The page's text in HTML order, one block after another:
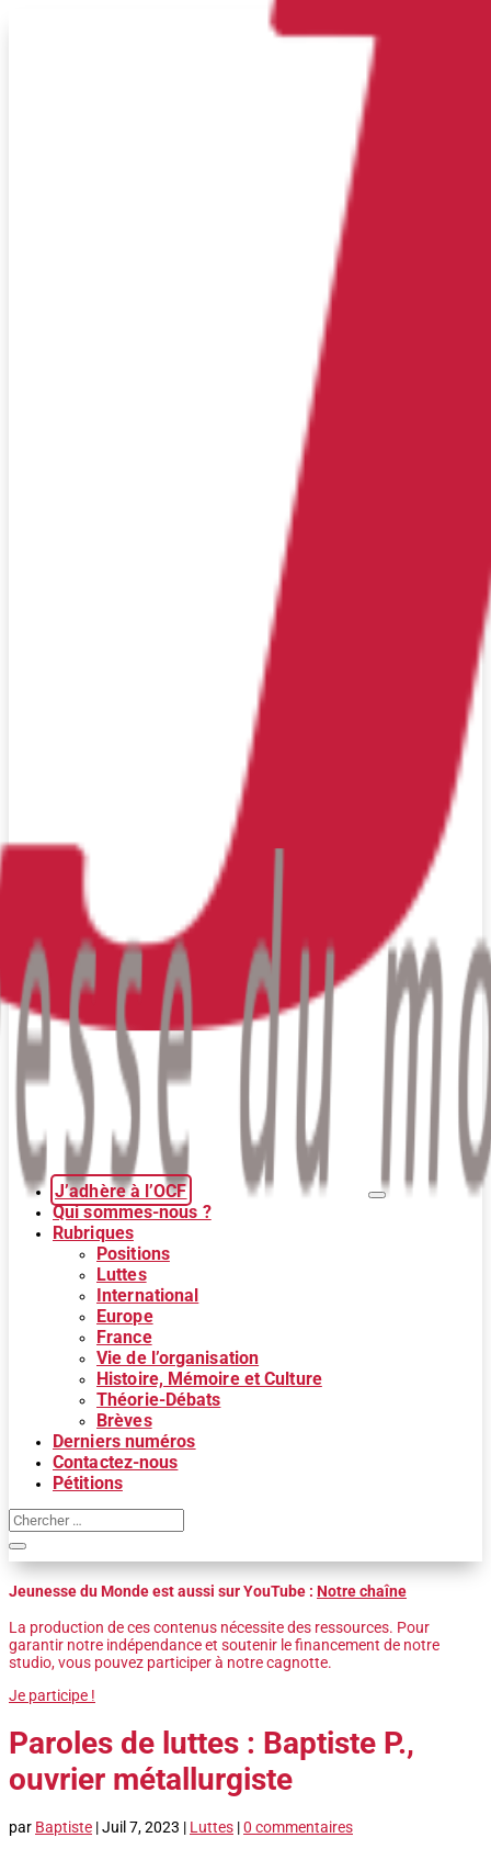
J’adhère à l’OCF
Qui sommes-nous ?
Rubriques
Positions
Luttes
International
Europe
France
Vie de l’organisation
Histoire, Mémoire et Culture
Théorie-Débats
Brèves
Derniers numéros
Contactez-nous
Pétitions
Jeunesse du Monde est aussi sur YouTube : Notre chaîne
La production de ces contenus nécessite des ressources. Pour
garantir notre indépendance et soutenir le financement de notre
studio, vous pouvez participer à notre cagnotte.
Je participe !
Paroles de luttes : Baptiste P.,
ouvrier métallurgiste
par Baptiste |Juil 7, 2023 | Luttes |0 commentaires